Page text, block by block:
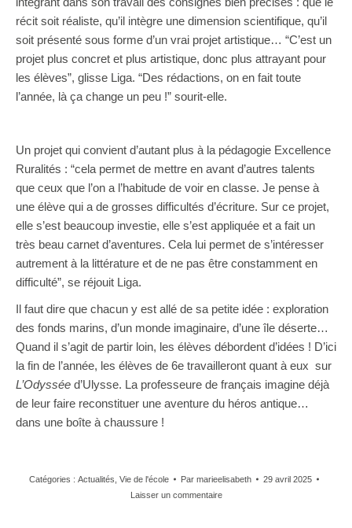
récit soit réaliste, qu’il intègre une dimension scientifique, qu’il
soit présenté sous forme d’un vrai projet artistique… “C’est un
projet plus concret et plus artistique, donc plus attrayant pour
les élèves”, glisse Liga. “Des rédactions, on en fait toute
l’année, là ça change un peu !” sourit-elle.
Un projet qui convient d’autant plus à la pédagogie Excellence
Ruralités : “cela permet de mettre en avant d’autres talents
que ceux que l’on a l’habitude de voir en classe. Je pense à
une élève qui a de grosses difficultés d’écriture. Sur ce projet,
elle s’est beaucoup investie, elle s’est appliquée et a fait un
très beau carnet d’aventures. Cela lui permet de s’intéresser
autrement à la littérature et de ne pas être constamment en
difficulté”, se réjouit Liga.
Il faut dire que chacun y est allé de sa petite idée : exploration
des fonds marins, d’un monde imaginaire, d’une île déserte…
Quand il s’agit de partir loin, les élèves débordent d’idées ! D’ici
la fin de l’année, les élèves de 6e travailleront quant à eux sur
L’Odyssée d’Ulysse. La professeure de français imagine déjà
de leur faire reconstituer une aventure du héros antique…
dans une boîte à chaussure !
Catégories : Actualités Vie de l'école Par marieelisabeth
29 avril 2025
Laisser un commentaire